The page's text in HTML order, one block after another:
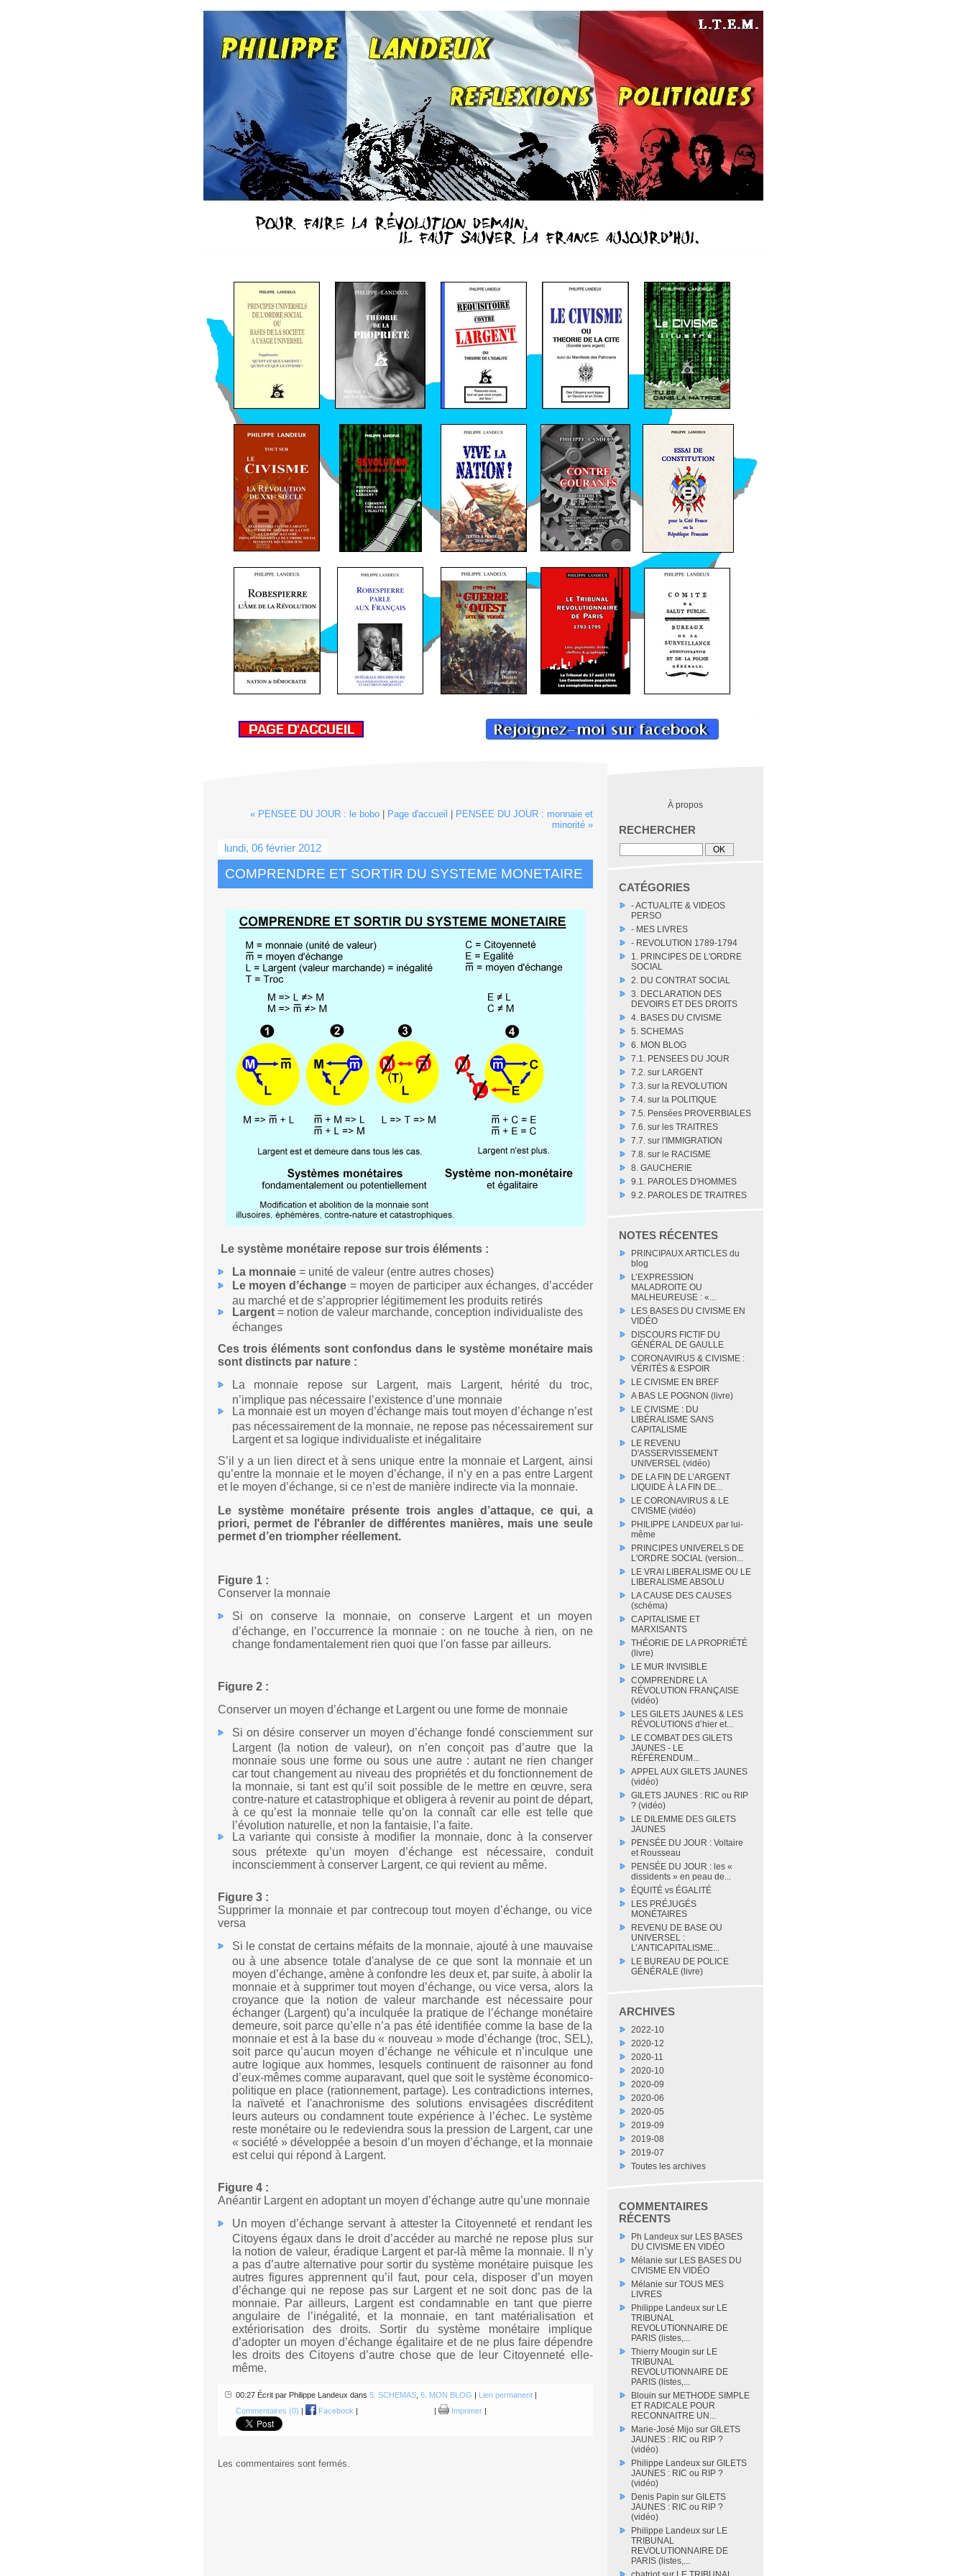
À propos
RECHERCHER
CATÉGORIES
- ACTUALITE & VIDEOS
PERSO
- MES LIVRES
- REVOLUTION 1789-1794
1. PRINCIPES DE L'ORDRE
SOCIAL
2. DU CONTRAT SOCIAL
3. DECLARATION DES
DEVOIRS ET DES DROITS
4. BASES DU CIVISME
5. SCHEMAS
6. MON BLOG
7.1. PENSEES DU JOUR
7.2. sur LARGENT
7.3. sur la REVOLUTION
7.4. sur la POLITIQUE
7.5. Pensées PROVERBIALES
7.6. sur les TRAITRES
7.7. sur l'IMMIGRATION
7.8. sur le RACISME
8. GAUCHERIE
9.1. PAROLES D'HOMMES
9.2. PAROLES DE TRAITRES
NOTES RÉCENTES
PRINCIPAUX ARTICLES du
blog
L’EXPRESSION
MALADROITE OU
MALHEUREUSE : «...
LES BASES DU CIVISME EN
VIDÉO
DISCOURS FICTIF DU
GÉNÉRAL DE GAULLE
CORONAVIRUS & CIVISME :
VÉRITÉS & ESPOIR
LE CIVISME EN BREF
A BAS LE POGNON (livre)
LE CIVISME : DU
LIBÉRALISME SANS
CAPITALISME
LE REVENU
D'ASSERVISSEMENT
UNIVERSEL (vidéo)
DE LA FIN DE L’ARGENT
LIQUIDE À LA FIN DE...
LE CORONAVIRUS & LE
CIVISME (vidéo)
PHILIPPE LANDEUX par lui-
même
PRINCIPES UNIVERELS DE
L'ORDRE SOCIAL (version...
LE VRAI LIBERALISME OU LE
LIBERALISME ABSOLU
LA CAUSE DES CAUSES
(schéma)
CAPITALISME ET
MARXISANTS
THÉORIE DE LA PROPRIÉTÉ
(livre)
LE MUR INVISIBLE
COMPRENDRE LA
RÉVOLUTION FRANÇAISE
(vidéo)
LES GILETS JAUNES & LES
RÉVOLUTIONS d’hier et...
LE COMBAT DES GILETS
JAUNES - LE
RÉFÉRENDUM...
APPEL AUX GILETS JAUNES
(vidéo)
GILETS JAUNES : RIC ou RIP
? (vidéo)
LE DILEMME DES GILETS
JAUNES
PENSÉE DU JOUR : Voltaire
et Rousseau
PENSÉE DU JOUR : les «
dissidents » en peau de...
ÉQUITÉ vs ÉGALITÉ
LES PRÉJUGÉS
MONÉTAIRES
REVENU DE BASE OU
UNIVERSEL :
L’ANTICAPITALISME...
LE BUREAU DE POLICE
GÉNÉRALE (livre)
ARCHIVES
2022-10
2020-12
2020-11
2020-10
2020-09
2020-06
2020-05
2019-09
2019-08
2019-07
Toutes les archives
COMMENTAIRES
RÉCENTS
Ph Landeuxsur LES BASES
DU CIVISME EN VIDÉO
Mélanie sur LES BASES DU
CIVISME EN VIDÉO
Mélanie sur TOUS MES
LIVRES
Philippe Landeuxsur LE
TRIBUNAL
REVOLUTIONNAIRE DE
PARIS (listes,...
Thierry Mougin sur LE
TRIBUNAL
REVOLUTIONNAIRE DE
PARIS (listes,...
Blouin sur METHODE SIMPLE
ET RADICALE POUR
RECONNAITRE UN...
Marie-José Mijosur GILETS
JAUNES : RIC ou RIP ?
(vidéo)
Philippe Landeuxsur GILETS
JAUNES : RIC ou RIP ?
(vidéo)
Denis Papin sur GILETS
JAUNES : RIC ou RIP ?
(vidéo)
Philippe Landeuxsur LE
TRIBUNAL
REVOLUTIONNAIRE DE
PARIS (listes,...
« PENSEE DU JOUR : le bobo| Page d'accueil
PENSEE DU JOUR : monnaie et
minorité »
lundi, 06 février 2012
COMPRENDRE ET SORTIR DU SYSTEME MONETAIRE
Le système monétaire repose sur trois éléments :
La monnaie= unité de valeur (entre autres choses)
Le moyen d’échange = moyen de participer aux échanges, d’accéder
au marché et de s’approprier légitimement les produits retirés
Largent= notion de valeur marchande, conception individualiste des
échanges
Ces trois éléments sont confondus dans le système monétaire mais
sont distincts par nature :
La monnaie repose sur Largent, mais Largent, hérité du troc,
n’implique pas nécessaire l’existence d’une monnaie
La monnaie est un moyen d’échange mais tout moyen d’échange n’est
pas nécessairement de la monnaie, ne repose pas nécessairement sur
Largent et sa logique individualiste et inégalitaire
S’il y a un lien direct et à sens unique entre la monnaie et Largent, ainsi
qu’entre la monnaie et le moyen d’échange, il n’y en a pas entre Largent
et le moyen d’échange, si ce n’est de manière indirecte via la monnaie.
Le système monétaire présente trois angles d’attaque, ce qui, a
priori, permet de l'ébranler de différentes manières, mais une seule
permet d’en triompher réellement.
Figure 1 :
Conserver la monnaie
Si on conserve la monnaie, on conserve Largent et un moyen
d’échange, en l’occurrence la monnaie : on ne touche à rien, on ne
change fondamentalement rien quoi que l'on fasse par ailleurs.
Figure 2 :
Conserver un moyen d’échange et Largent ou une forme de monnaie
Si on désire conserver un moyen d’échange fondé consciemment sur
Largent (la notion de valeur), on n’en conçoit pas d’autre que la
monnaie sous une forme ou sous une autre : autant ne rien changer
car tout changement au niveau des propriétés et du fonctionnement de
la monnaie, si tant est qu’il soit possible de le mettre en œuvre, sera
contre-nature et catastrophique et obligera à revenir au point de départ,
à ce qu’est la monnaie telle qu’on la connaît car elle est telle que
l’évolution naturelle, et non la fantaisie, l’a faite.
La variante qui consiste à modifier la monnaie, donc à la conserver
sous prétexte qu’un moyen d’échange est nécessaire, conduit
inconsciemment à conserver Largent, ce qui revient au même.
Figure 3 :
Supprimer la monnaie et par contrecoup tout moyen d’échange, ou vice
versa
Si le constat de certains méfaits de la monnaie, ajouté à une mauvaise
ou à une absence totale d'analyse de ce que sont la monnaie et un
moyen d’échange, amène à confondre les deux et, par suite, à abolir la
monnaie et à supprimer tout moyen d’échange, ou vice versa, alors la
croyance que la notion de valeur marchande est nécessaire pour
échanger (Largent) qu’a inculquée la pratique de l’échange monétaire
demeure, soit parce qu’elle n’a pas été identifiée comme la base de la
monnaie et est à la base du « nouveau » mode d’échange (troc, SEL),
soit parce qu’aucun moyen d’échange ne véhicule et n’inculque une
autre logique aux hommes, lesquels continuent de raisonner au fond
d’eux-mêmes comme auparavant, quel que soit le système économico-
politique en place (rationnement, partage). Les contradictions internes,
la naïveté et l'anachronisme des solutions envisagées discréditent
leurs auteurs ou condamnent toute expérience à l’échec. Le système
reste monétaire ou le redeviendra sous la pression de Largent, car une
« société » développée a besoin d’un moyen d’échange, et la monnaie
est celui qui répond à Largent.
Figure 4 :
Anéantir Largent en adoptant un moyen d’échange autre qu’une monnaie
Un moyen d’échange servant à attester la Citoyenneté et rendant les
Citoyens égaux dans le droit d’accéder au marché ne repose plus sur
la notion de valeur, éradique Largent et par-là même la monnaie. Il n’y
a pas d’autre alternative pour sortir du système monétaire puisque les
autres figures apprennent qu’il faut, pour cela, disposer d’un moyen
d’échange qui ne repose pas sur Largent et ne soit donc pas de la
monnaie. Par ailleurs, Largent est condamnable en tant que pierre
angulaire de l’inégalité, et la monnaie, en tant matérialisation et
extériorisation des droits. Sortir du système monétaire implique
d’adopter un moyen d’échange égalitaire et de ne plus faire dépendre
les droits des Citoyens d’autre chose que de leur Citoyenneté elle-
même.
00:27 Écrit par Philippe Landeux dans 5. SCHEMAS, 6. MON BLOG | Lien permanent|
Commentaires (0) | Facebook | | Imprimer|
Les commentaires sont fermés.